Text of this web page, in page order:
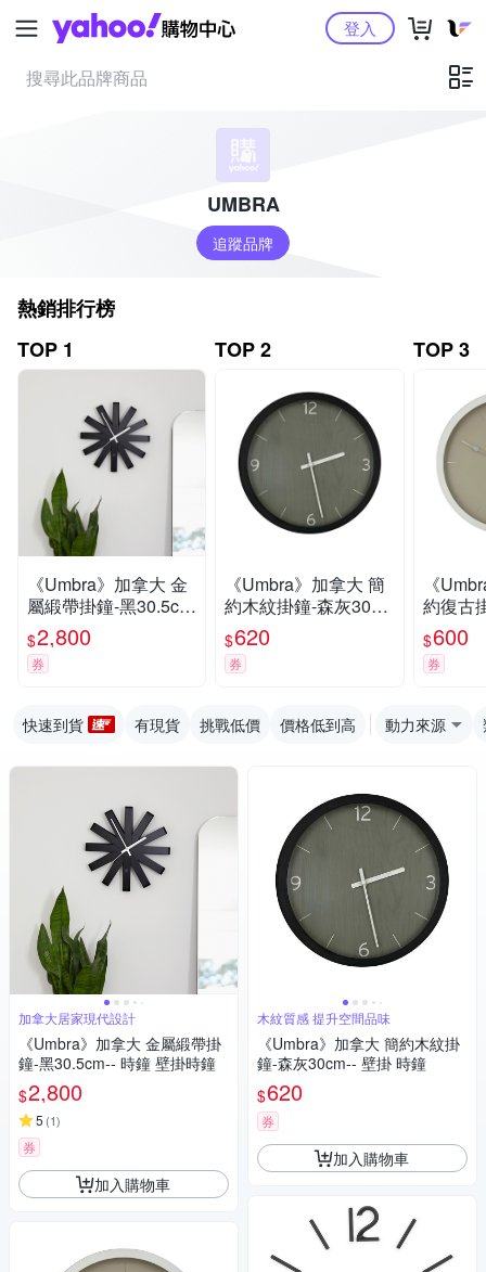
Yahoo購物中心登入
UMBRA
追蹤品牌
熱銷排行榜
TOP 1
《Umbra》加拿大 金
屬緞帶掛鐘-黑30.5cm
-- 時鐘 壁掛時鐘
$2,800
券
TOP 2
《Umbra》加拿大 簡
約木紋掛鐘-森灰30cm
-- 壁掛 時鐘
$620
券
TOP 3
《
約復古
cm--
$600
券
快速到貨 有現貨 挑戰低價 價格低到高 動力來源
加拿大居家現代設計
《Umbra》加拿大 金屬緞帶掛
鐘-黑30.5cm-- 時鐘 壁掛時鐘
$2,800
5 (1)
券
加入購物車
木紋質感 提升空間品味
《Umbra》加拿大 簡約木紋掛
鐘-森灰30cm-- 壁掛 時鐘
$620
券
加入購物車